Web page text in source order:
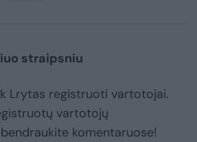
straipsniu
Lrytas registruoti vartotojai.
vartotojų
komentaruose!